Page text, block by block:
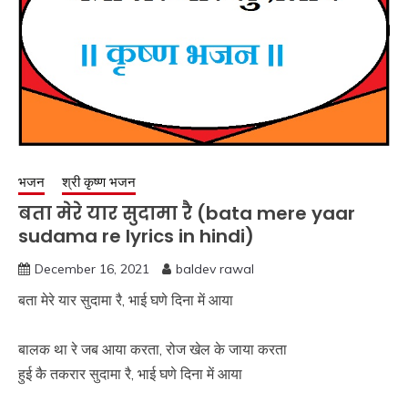
भजन श्री कृष्ण भजन
बता मेरे यार सुदामा रै (bata mere yaar
sudama re lyrics in hindi)
December 16, 2021 baldev rawal
बता मेरे यार सुदामा रै, भाई घणे दिना में आया
बालक था रे जब आया करता, रोज खेल के जाया करता
हुई कै तकरार सुदामा रै, भाई घणे दिना में आया